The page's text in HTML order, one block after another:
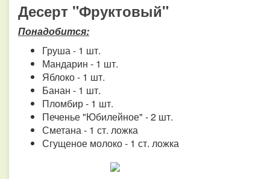
Десерт "Фруктовый"
Понадобится:
Груша - 1 шт.
Мандарин - 1 шт.
Яблоко - 1 шт.
Банан - 1 шт.
Пломбир - 1 шт.
Печенье "Юбилейное" - 2 шт.
Сметана - 1 ст. ложка
Сгущеное молоко - 1 ст. ложка